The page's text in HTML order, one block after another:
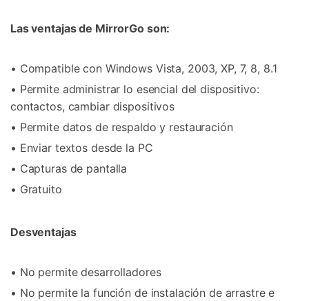
Las ventajas de MirrorGo son:
• Compatible con Windows Vista, 2003, XP, 7, 8, 8.1
• Permite administrar lo esencial del dispositivo:
contactos, cambiar dispositivos
• Permite datos de respaldo y restauración
• Enviar textos desde la PC
• Capturas de pantalla
• Gratuito
Desventajas
• No permite desarrolladores
• No permite la función de instalación de arrastre e